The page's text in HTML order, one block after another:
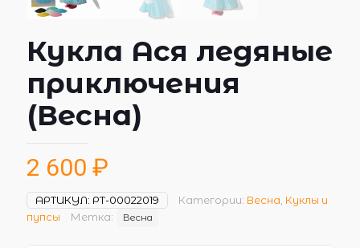
Кукла Ася ледяные
приключения
(Весна)
2 600 ₽
АРТИКУЛ: РТ-00022019 Категории: Весна Куклы и
пупсы
Метка: Весна